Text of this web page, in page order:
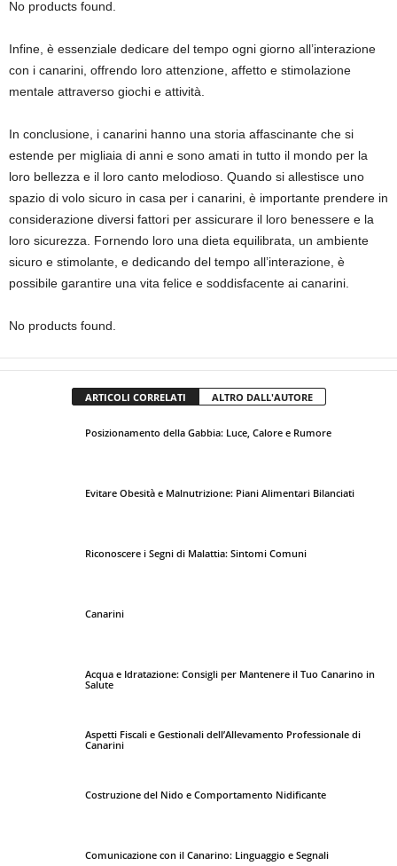
No products found.
Infine, è essenziale dedicare del tempo ogni giorno all’interazione
con i canarini, offrendo loro attenzione, affetto e stimolazione
mentale attraverso giochi e attività.
In conclusione, i canarini hanno una storia affascinante che si
estende per migliaia di anni e sono amati in tutto il mondo per la
loro bellezza e il loro canto melodioso. Quando si allestisce uno
spazio di volo sicuro in casa per i canarini, è importante prendere in
considerazione diversi fattori per assicurare il loro benessere e la
loro sicurezza. Fornendo loro una dieta equilibrata, un ambiente
sicuro e stimolante, e dedicando del tempo all’interazione, è
possibile garantire una vita felice e soddisfacente ai canarini.
No products found.
ARTICOLI CORRELATI ALTRO DALL'AUTORE
Posizionamento della Gabbia: Luce, Calore e Rumore
Evitare Obesità e Malnutrizione: Piani Alimentari Bilanciati
Riconoscere i Segni di Malattia: Sintomi Comuni
Canarini
Acqua e Idratazione: Consigli per Mantenere il Tuo Canarino in
Salute
Aspetti Fiscali e Gestionali dell’Allevamento Professionale di
Canarini
Costruzione del Nido e Comportamento Nidificante
Comunicazione con il Canarino: Linguaggio e Segnali